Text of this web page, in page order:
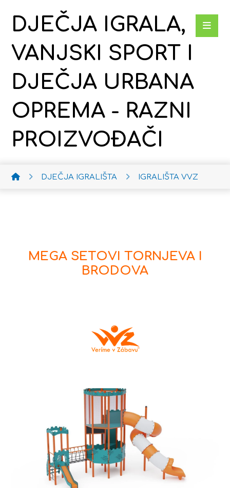
DJEČJA IGRALA,
VANJSKI SPORT I
DJEČJA URBANA
OPREMA - RAZNI
PROIZVOĐAČI
DJEČJA IGRALIŠTA IGRALIŠTA VVZ
MEGA SETOVI TORNJEVA I
BRODOVA